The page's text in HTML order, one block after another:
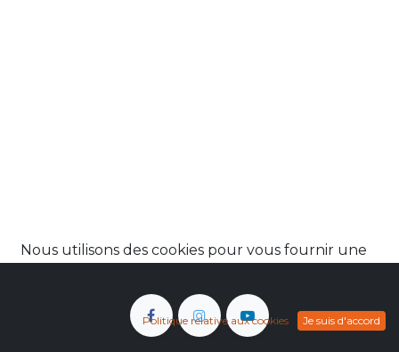
Nous utilisons des cookies pour vous fournir une
Politique relative aux cookies Je suis d'accord